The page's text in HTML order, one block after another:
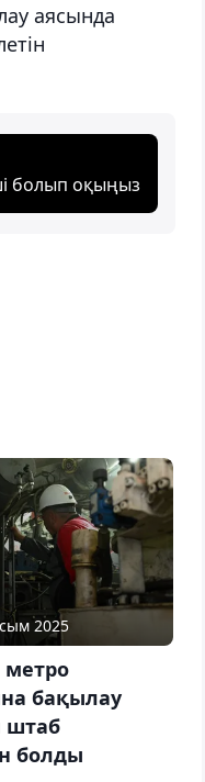
аясында
болып оқыңыз
2025
бақылау
штаб
болды